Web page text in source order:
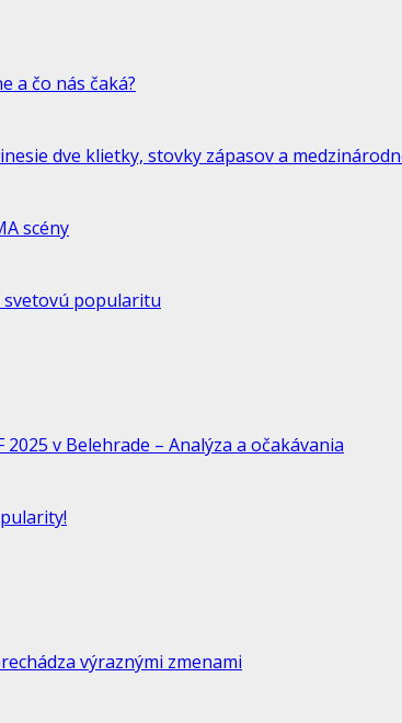
a čo nás čaká?
dve klietky, stovky zápasov a
scény
svetovú popularitu
v Belehrade – Analýza a očakávania
výraznými zmenami